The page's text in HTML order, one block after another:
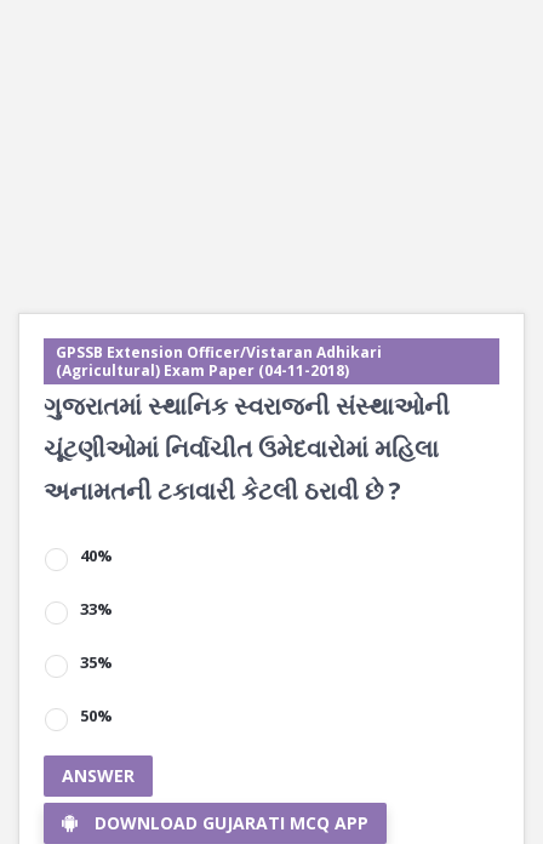
GPSSB Extension Officer/Vistaran Adhikari
(Agricultural) Exam Paper (04-11-2018)
ગુજરાતમાં સ્થાનિક સ્વરાજની સંસ્થાઓની
ચૂંટણીઓમાં નિર્વાચીત ઉમેદવારોમાં મહિલા
અનામતની ટકાવારી કેટલી ઠરાવી છે ?
40%
33%
35%
50%
ANSWER
DOWNLOAD GUJARATI MCQ APP